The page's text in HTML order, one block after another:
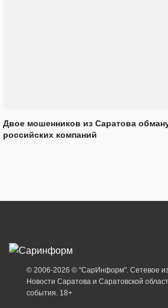
Двое мошенников из Саратова
российских компаний
© 2006-2026 © "СарИнформ". Сетевое
Новости Саратова и Саратовской
события. 18+